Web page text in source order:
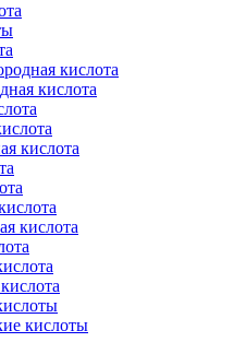
кислота
кислота
кислота
кислота
кислоты